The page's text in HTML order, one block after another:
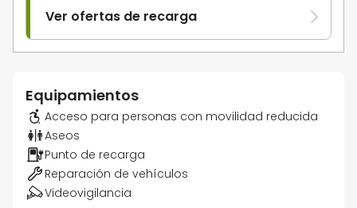
Ver ofertas de recarga
Equipamientos
Acceso para personas con movilidad reducida
Aseos
Punto de recarga
Reparación de vehículos
Videovigilancia